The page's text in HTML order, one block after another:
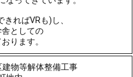
ればVRも)し、
としての
ります。
建物等解体整備工事